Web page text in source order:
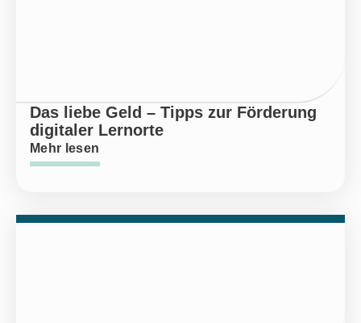
Das liebe Geld – Tipps zur Förderung
digitaler Lernorte
Mehr lesen